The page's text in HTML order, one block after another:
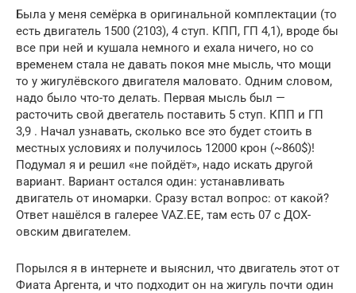
Была у меня семёрка в оригинальной комплектации (то
есть двигатель 1500 (2103), 4 ступ. КПП, ГП 4,1), вроде бы
все при ней и кушала немного и ехала ничего, но со
временем стала не давать покоя мне мысль, что мощи
то у жигулёвского двигателя маловато. Одним словом,
надо было что-то делать. Первая мысль был —
расточить свой двегатель поставить 5 ступ. КПП и ГП
3,9 . Начал узнавать, сколько все это будет стоить в
местных условиях и получилось 12000 крон (~860$)!
Подумал я и решил «не пойдёт», надо искать другой
вариант. Вариант остался один: устанавливать
двигатель от иномарки. Сразу встал вопрос: от какой?
Ответ нашёлся в галерее VAZ.EE, там есть 07 с ДОХ-
овским двигателем.
Порылся я в интернете и выяснил, что двигатель этот от
Фиата Аргента, и что подходит он на жигуль почти один